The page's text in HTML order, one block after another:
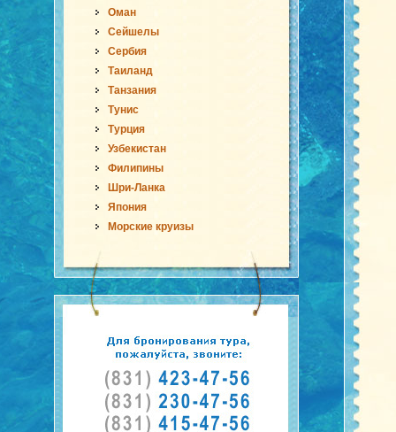
Оман
Сейшелы
Сербия
Таиланд
Танзания
Тунис
Турция
Узбекистан
Филипины
Шри-Ланка
Япония
Морские круизы